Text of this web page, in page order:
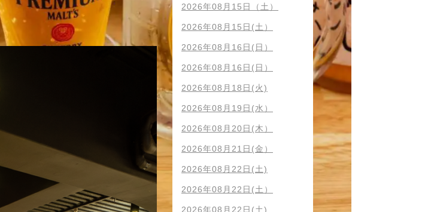
2026年08月15日（土）
2026年08月15日(土）
2026年08月16日(日）
2026年08月16日(日）
2026年08月18日(火)
2026年08月19日(水）
2026年08月20日(木）
2026年08月21日(金）
2026年08月22日(土)
2026年08月22日(土）
2026年08月22日(土)